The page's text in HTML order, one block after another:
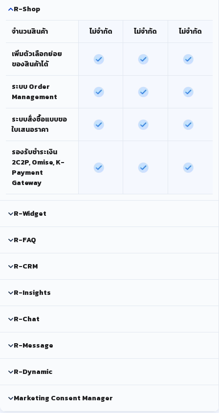
R-Shop
จำนวนสินค้า ไม่จำกัด ไม่จำกัด ไม่จำกัด
เพิ่มตัวเลือกย่อย
ของสินค้าได้
ระบบ Order
Management
ระบบสั่งซื้อแบบขอ
ใบเสนอราคา
รองรับชำระเงิน
2C2P, Omise, K-
Payment
Gateway
R-Widget
R-FAQ
R-CRM
R-Insights
R-Chat
R-Message
R-Dynamic
Marketing Consent Manager